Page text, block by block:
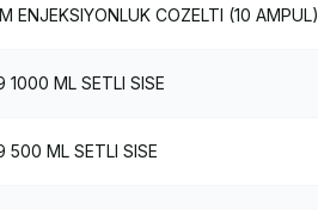
ENJEKSIYONLUK COZELTI (10 AMPUL)
1000 ML SETLI SISE
500 ML SETLI SISE